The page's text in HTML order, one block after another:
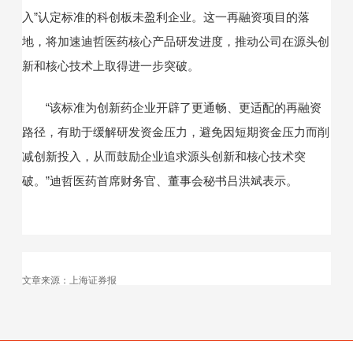
入”认定标准的科创板未盈利企业。这一再融资项目的落
地，将加速迪哲医药核心产品研发进度，推动公司在源头创
新和核心技术上取得进一步突破。
“该标准为创新药企业开辟了更通畅、更适配的再融资
路径，有助于缓解研发资金压力，避免因短期资金压力而削
减创新投入，从而鼓励企业追求源头创新和核心技术突
破。”迪哲医药首席财务官、董事会秘书吕洪斌表示。
文章来源：上海证券报